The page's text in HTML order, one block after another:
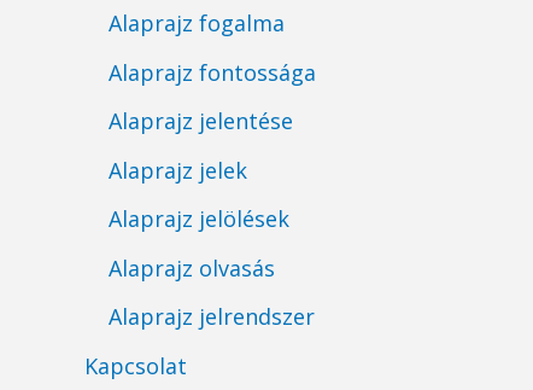
Alaprajz fogalma
Alaprajz fontossága
Alaprajz jelentése
Alaprajz jelek
Alaprajz jelölések
Alaprajz olvasás
Alaprajz jelrendszer
Kapcsolat